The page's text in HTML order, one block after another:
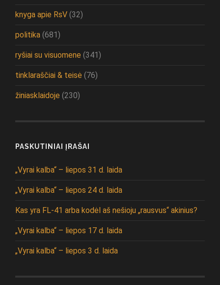
knyga apie RsV (32)
politika (681)
ryšiai su visuomene (341)
tinklaraščiai & teisė (76)
žiniasklaidoje (230)
PASKUTINIAI ĮRAŠAI
„Vyrai kalba“ – liepos 31 d. laida
„Vyrai kalba“ – liepos 24 d. laida
Kas yra FL-41 arba kodėl aš nešioju „rausvus“ akinius?
„Vyrai kalba“ – liepos 17 d. laida
„Vyrai kalba“ – liepos 3 d. laida